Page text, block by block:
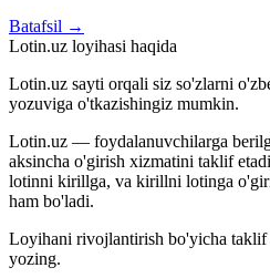
Batafsil →
Lotin.uz loyihasi haqida
Lotin.uz sayti orqali siz so'zlarni
yozuviga o'tkazishingiz mumkin.
Lotin.uz — foydalanuvchilarga
aksincha o'girish xizmatini taklif
lotinni kirillga, va kirillni lotinga
ham bo'ladi.
Loyihani rivojlantirish bo'yicha
yozing.